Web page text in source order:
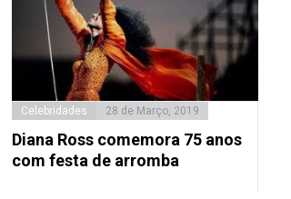
Celebridades 28 de Março, 2019
Diana Ross comemora 75 anos
com festa de arromba